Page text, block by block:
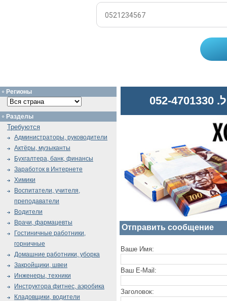
Отправить сообщение
Ваше Имя:
Ваш E-Mail:
Заголовок:
Регионы
Разделы
Требуются
Администраторы, руководители
Актёры, музыканты
Бухгалтера, банк, финансы
Заработок в Интернете
Химики
Воспитатели, учителя,
преподаватели
Водители
Врачи, фармацевты
Гостиничные работники,
горничные
Домашние работники, уборка
Закройщики, швеи
Инженеры, техники
Инструктора фитнес, аэробика
Кладовщики, водители